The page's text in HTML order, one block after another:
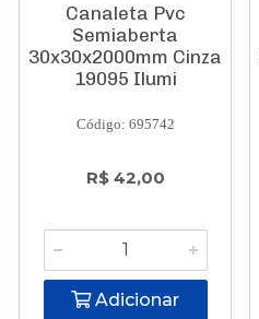
Canaleta Pvc
Semiaberta
30x30x2000mm Cinza
19095 Ilumi
Código: 695742
R$ 42,00
Adicionar